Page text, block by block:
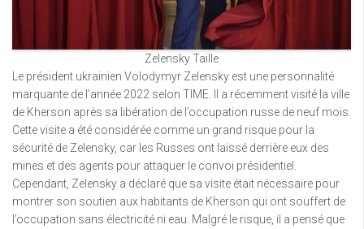
Zelensky Taille
Le président ukrainien Volodymyr Zelensky est une personnalité
marquante de l’année 2022 selon TIME. Il a récemment visité la ville
de Kherson après sa libération de l’occupation russe de neuf mois.
Cette visite a été considérée comme un grand risque pour la
sécurité de Zelensky, car les Russes ont laissé derrière eux des
mines et des agents pour attaquer le convoi présidentiel.
Cependant, Zelensky a déclaré que sa visite était nécessaire pour
montrer son soutien aux habitants de Kherson qui ont souffert de
l’occupation sans électricité ni eau. Malgré le risque, il a pensé que